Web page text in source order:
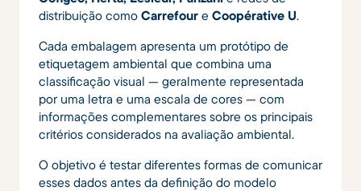
distribuição como Carrefour e Coopérative U.
Cada embalagem apresenta um protótipo de
etiquetagem ambiental que combina uma
classificação visual — geralmente representada
por uma letra e uma escala de cores — com
informações complementares sobre os principais
critérios considerados na avaliação ambiental.
O objetivo é testar diferentes formas de comunicar
esses dados antes da definição do modelo